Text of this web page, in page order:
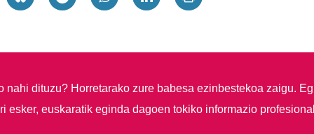
nahi dituzu? Horretarako zure babesa ezinbestekoa zaigu.
esker, euskaratik eginda dagoen tokiko informazio